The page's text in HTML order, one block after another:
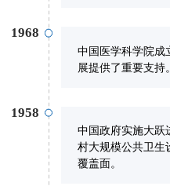
1968
中国医学科学院成
展提供了重要支持。
1958
中国政府实施大跃
村大规模公共卫生
覆盖面。